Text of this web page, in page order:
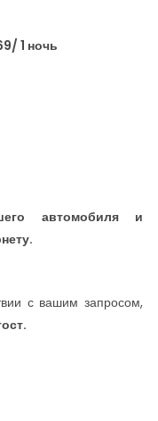
1 ночь
автомобиля и
с вашим запросом,
.